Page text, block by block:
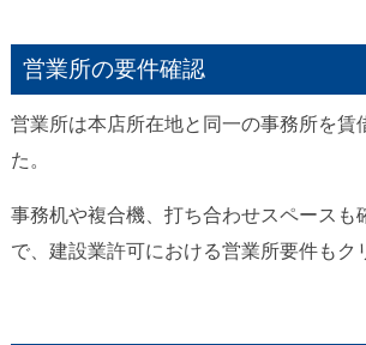
営業所の要件確認
営業所は本店所在地と同一の事務所を賃
た。
事務机や複合機、打ち合わせスペースも
で、建設業許可における営業所要件もク